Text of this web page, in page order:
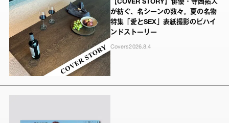
【COVER STORY】俳優・寺西拓人
が紡ぐ、名シーンの数々。夏の名物
特集「愛とSEX」表紙撮影のビハイ
ンドストーリー
Covers2026.8.4